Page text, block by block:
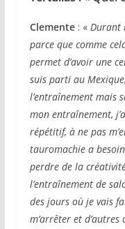
Clemente : « Durant
parce que comme
permet d’avoir une
suis parti au
l’entraînement mais
mon entraînement,
répétitif, à ne pas
tauromachie a
perdre de la
l’entraînement de
des jours où je vais
m’arrêter et